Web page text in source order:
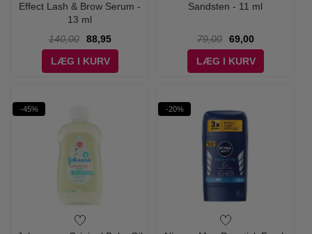
Effect Lash & Brow Serum -
13 ml
140,00
88,95
LÆG I KURV
Sandsten - 11 ml
79,00
69,00
LÆG I KURV
-45% -20%